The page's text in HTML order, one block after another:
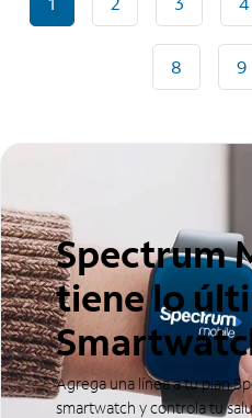
8 9
Spectrum
tiene lo
Agrega una línea a tu plan
smartwatch y controla tu